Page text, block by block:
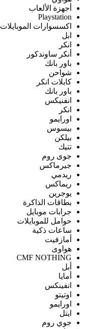
أجهزة الألعاب
Playstation
اكسسوارات الموبايلات
ابل
انكر
أنكر ساوندكور
باور بانك
شواحن
كابلات انكر
باور بانك
انفنيكس
انكر
اورايمو
بيسوس
بيلكن
تتيك
جوى روم
جيرماكس
ريدمي
ريماكس
يوجرين
بطاقات الذاكرة
جرابات موبايل
حوامل للموبايلات
ساعات ذكية
أمازفيت
هواوى
CMF NOTHING
أبل
أمايا
انفينكس
اوتيتو
اورايمو
ايتل
جوي روم